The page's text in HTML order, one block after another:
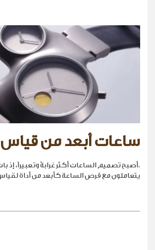
ساعات أبعد من
.أصبح تصميم الساعات أكثر غرابةً وتعبيراً، إذ
يتعاملون مع قرص الساعة كأبعد من أداة